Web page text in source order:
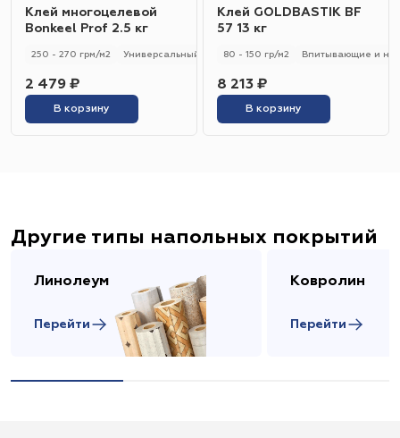
Клей многоцелевой
Bonkeel Prof 2.5 кг
250 - 270 грм/м2 Универсальный 250 - 270 гр/м2
2 479 ₽
В корзину
Клей GOLDBASTIK BF
57 13 кг
80 - 150 гр/м2 Впитывающие и не
8 213 ₽
В корзину
Другие типы напольных покрытий
Линолеум
Перейти
Ковролин
Перейти